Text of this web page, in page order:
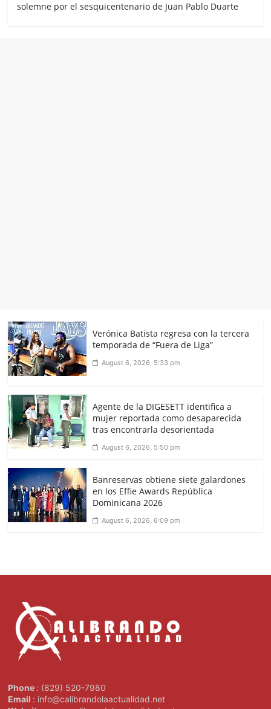
solemne por el sesquicentenario de Juan Pablo Duarte
Verónica Batista regresa con la tercera
temporada de “Fuera de Liga”
August 6, 2026, 5:33 pm
Agente de la DIGESETT identifica a
mujer reportada como desaparecida
tras encontrarla desorientada
August 6, 2026, 5:50 pm
Banreservas obtiene siete galardones
en los Effie Awards República
Dominicana 2026
August 6, 2026, 6:09 pm
Phone : (829) 520-7980
Email : info@calibrandolaactualidad.net